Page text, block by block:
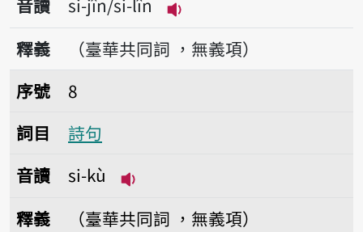
音讀
si-jîn/si-lîn
播放音讀si-jîn/si-lîn
釋義
（臺華共同詞 ，無義項）
序號8詩句
序號
8
詞目
詩句
音讀
si-kù
釋義
（臺華共同詞 ，無義項）